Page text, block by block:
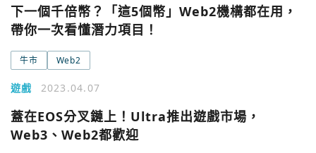
下一個千倍幣？「這5個幣」Web2機構都在用，
帶你一次看懂潛力項目！
牛市 Web2
遊戲 2023.04.07
蓋在EOS分叉鏈上！Ultra推出遊戲市場，
Web3、Web2都歡迎
繼續表示您已同意
關閉